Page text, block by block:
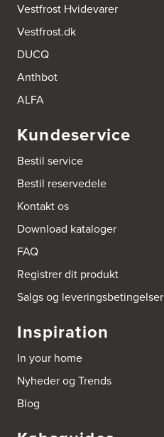
Vestfrost Hvidevarer
Vestfrost.dk
DUCQ
Anthbot
ALFA
Kundeservice
Bestil service
Bestil reservedele
Kontakt os
Download kataloger
FAQ
Registrer dit produkt
Salgs og leveringsbetingelser
Inspiration
In your home
Nyheder og Trends
Blog